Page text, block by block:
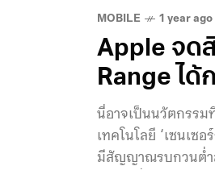
MOBILE 1 year ago
Apple จด
Range ไ
นี่อาจเป็นนวัตกรรม
เทคโนโลยี ‘เซนเซ
มีสัญญาณรบกวนต่ำ